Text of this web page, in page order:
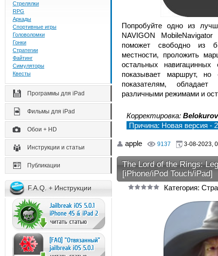
Стрелялки
RPG
Аркады
Спортивные игры
Головоломки
Гонки
Стратегии
Файтинг
Симуляторы
Квесты
Программы для iPad
Фильмы для iPad
Обои + HD
Инструкции и статьи
Публикации
F.A.Q. + Инструкции
Попробуйте одно из
NAVIGON
поможет свободно из
местности, проложить
остальных
показывает маршрут,
показателям,
различными режимами и
Корректировка: Belokurov
Причина: Новая версия -
apple 9137 3-08-2023,
The Lord of the Rings:
[iPhone/iPod Touch/iPad]
Категория: